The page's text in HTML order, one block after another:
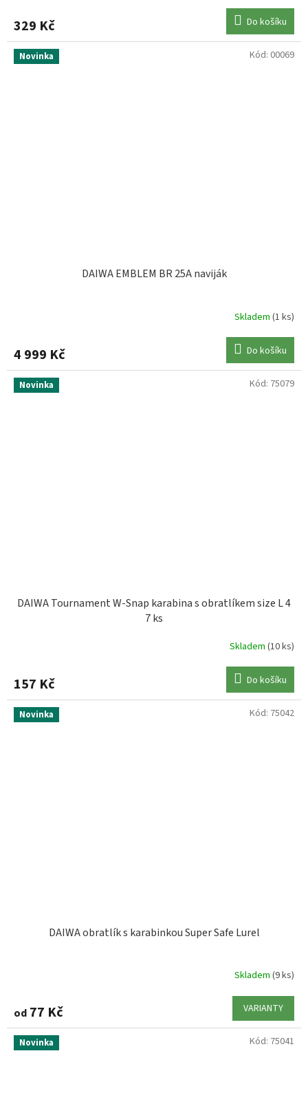
329 Kč Do košíku
Novinka
DAIWA EMBLEM BR 25A naviják
Skladem (1 ks)
4 999 Kč Do košíku
Kód: 00069
Novinka
DAIWA Tournament W-Snap karabina s obratlíkem size L 4
7 ks
Skladem (10 ks)
157 Kč Do košíku
Kód: 75079
Novinka
DAIWA obratlík s karabinkou Super Safe Lurel
Skladem (9 ks)
od 77 Kč VARIANTY
Kód: 75042
Novinka Kód: 75041